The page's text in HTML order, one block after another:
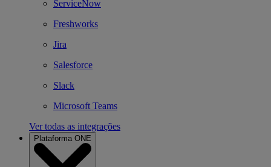
ServiceNow
Freshworks
Jira
Salesforce
Slack
Microsoft Teams
Ver todas as integrações
Plataforma ONE